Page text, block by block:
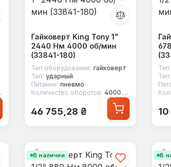
Гайковерт King Tony 1"
2440 Нм 4000 об/мин
(33841-180)
Тип оборудования: гайковерт
Тип: ударный
Питание: пневмо
Количество оборотов: 4000 об/мин
Обычная цена:
46 755,28 ₴
Тип:
В наличии В